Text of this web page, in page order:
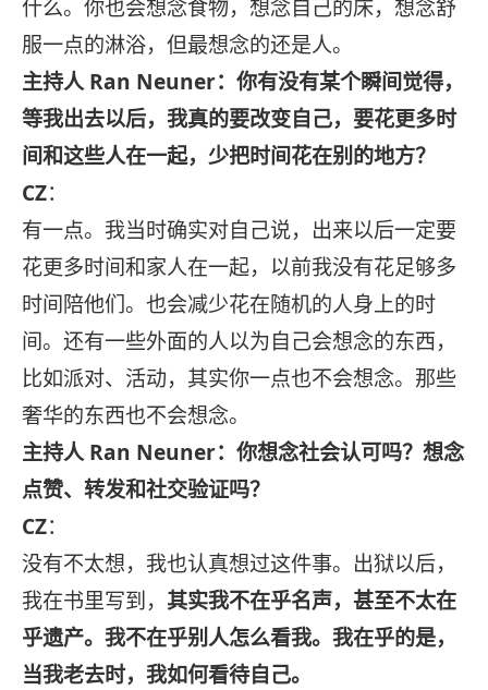
什么。你也会想念食物，想念自己的床，想念舒
服一点的淋浴，但最想念的还是人。
主持人 Ran Neuner：你有没有某个瞬间觉得，
等我出去以后，我真的要改变自己，要花更多时
间和这些人在一起，少把时间花在别的地方？
CZ：
有一点。我当时确实对自己说，出来以后一定要
花更多时间和家人在一起，以前我没有花足够多
时间陪他们。也会减少花在随机的人身上的时
间。还有一些外面的人以为自己会想念的东西，
比如派对、活动，其实你一点也不会想念。那些
奢华的东西也不会想念。
主持人 Ran Neuner：你想念社会认可吗？想念
点赞、转发和社交验证吗？
CZ：
没有不太想，我也认真想过这件事。出狱以后，
我在书里写到， 其实我不在乎名声，甚至不太在
乎遗产。我不在乎别人怎么看我。我在乎的是，
当我老去时，我如何看待自己。